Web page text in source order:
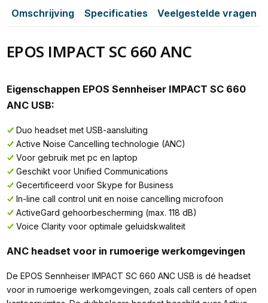
Omschrijving Specificaties Veelgestelde vragen
EPOS IMPACT SC 660 ANC
Eigenschappen EPOS Sennheiser IMPACT SC 660
ANC USB:
Duo headset met USB-aansluiting
Active Noise Cancelling technologie (ANC)
Voor gebruik met pc en laptop
Geschikt voor Unified Communications
Gecertificeerd voor Skype for Business
In-line call control unit en noise cancelling microfoon
ActiveGard gehoorbescherming (max. 118 dB)
Voice Clarity voor optimale geluidskwaliteit
ANC headset voor in rumoerige werkomgevingen
De EPOS Sennheiser IMPACT SC 660 ANC USB is dé headset
voor in rumoerige werkomgevingen, zoals call centers of open